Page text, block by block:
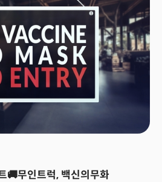
지 않은 직원들을 대상으로 한 코로나19
다. 해당 직원들은 유급 코로나19 휴가를 받을
사 의료보험 플랜에 가입한 직원들의 경우 월
용하겠다고 덧붙였습니다. 크로거는 그동안
기 위해 인센티브과 교육 캠페인을
못하자 다른 처방에 나선 겁니다. 여기에
일 월스트리트저널(WSJ)에 따르면 애플은
원들을 대상으로 '마스크 의무화' 정책을
현재 오피스 출근 정책은? 코로나19
기업들도 출근정책에 조금씩 변화를 주고
은 당초 오피스 출근 시기를 1월로
크로소프트, 그리고 메타 플랫폼 등은
년 2월부터 주 2회 출근을, 3월부터는 매주
🚚무인트럭, 백신의무화